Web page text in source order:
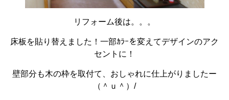
リフォーム後は。。。
床板を貼り替えました！一部ｶﾗｰを変えてデザインのアク
セントに！
壁部分も木の枠を取付て、おしゃれに仕上がりましたー
（＾ｕ＾）/